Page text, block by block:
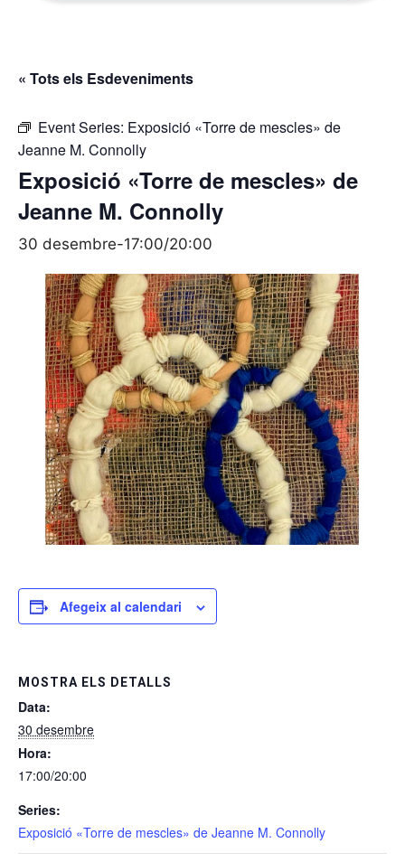
« Tots els Esdeveniments
Event Series: Exposició «Torre de mescles» de
Jeanne M. Connolly
Exposició «Torre de mescles» de
Jeanne M. Connolly
30 desembre-17:00/20:00
Afegeix al calendari
MOSTRA ELS DETALLS
Data:
30 desembre
Hora:
17:00/20:00
Series:
Exposició «Torre de mescles» de Jeanne M. Connolly